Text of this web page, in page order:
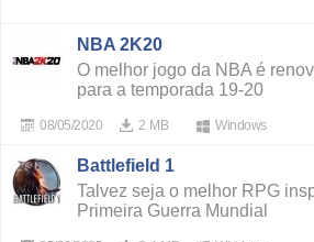
NBA 2K20
O melhor jogo da NBA é
para a temporada 19-20
2 MB
08/05/2020 Windows
Battlefield 1
Talvez seja o melhor RPG
Primeira Guerra Mundial